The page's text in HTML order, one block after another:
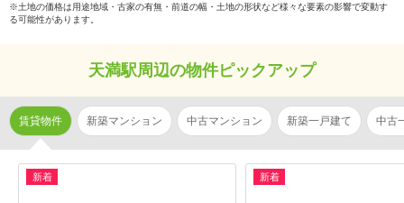
※土地の価格は用途地域・古家の有無・前道の幅・土地の形状など様々な要素の影響で変動す
る可能性があります。
天満駅周辺の物件ピックアップ
賃貸物件 新築マンション 中古マンション 新築一戸建て 中古
新着 新着